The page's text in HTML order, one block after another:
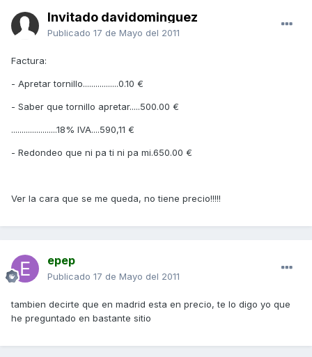
Invitado davidominguez
Publicado 17 de Mayo del 2011
Factura:
- Apretar tornillo.................0.10 €
- Saber que tornillo apretar.....500.00 €
......................18% IVA....590,11 €
- Redondeo que ni pa ti ni pa mi.650.00 €
Ver la cara que se me queda, no tiene precio!!!!!
epep
Publicado 17 de Mayo del 2011
tambien decirte que en madrid esta en precio, te lo digo yo que
he preguntado en bastante sitio